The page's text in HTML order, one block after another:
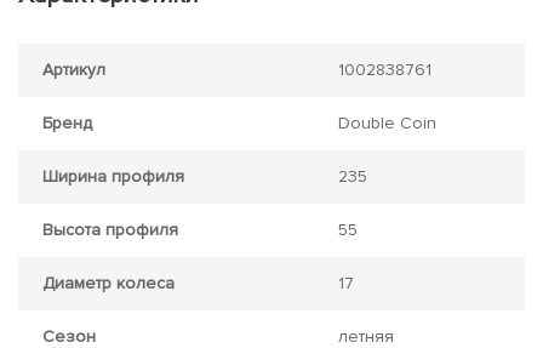
Артикул 1002838761
Бренд Double Coin
Ширина профиля 235
Высота профиля 55
Диаметр колеса 17
Сезон летняя